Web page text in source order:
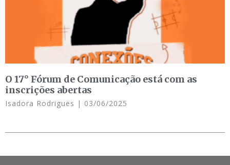
O 17° Fórum de Comunicação está com as
inscrições abertas
Isadora Rodrigues 03/06/2025